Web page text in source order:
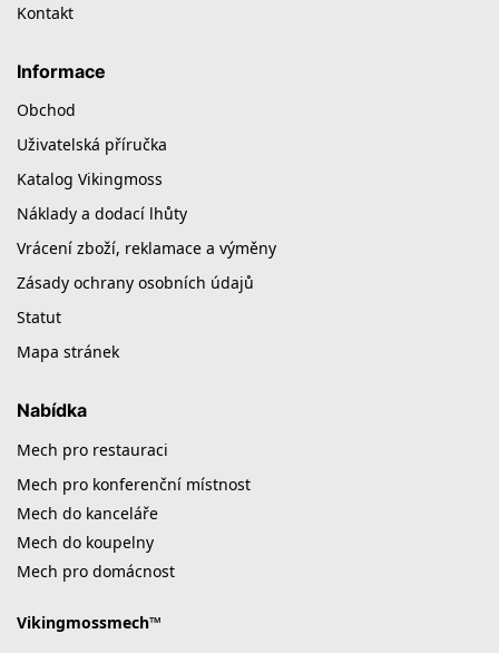
Kontakt
Informace
Obchod
Uživatelská příručka
Katalog Vikingmoss
Náklady a dodací lhůty
Vrácení zboží, reklamace a výměny
Zásady ochrany osobních údajů
Statut
Mapa stránek
Nabídka
Mech pro restauraci
Mech pro konferenční místnost
Mech do kanceláře
Mech do koupelny
Mech pro domácnost
Vikingmossmech™